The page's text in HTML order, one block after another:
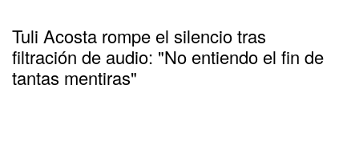
Tuli Acosta rompe el silencio tras
filtración de audio: "No entiendo el fin de
tantas mentiras"